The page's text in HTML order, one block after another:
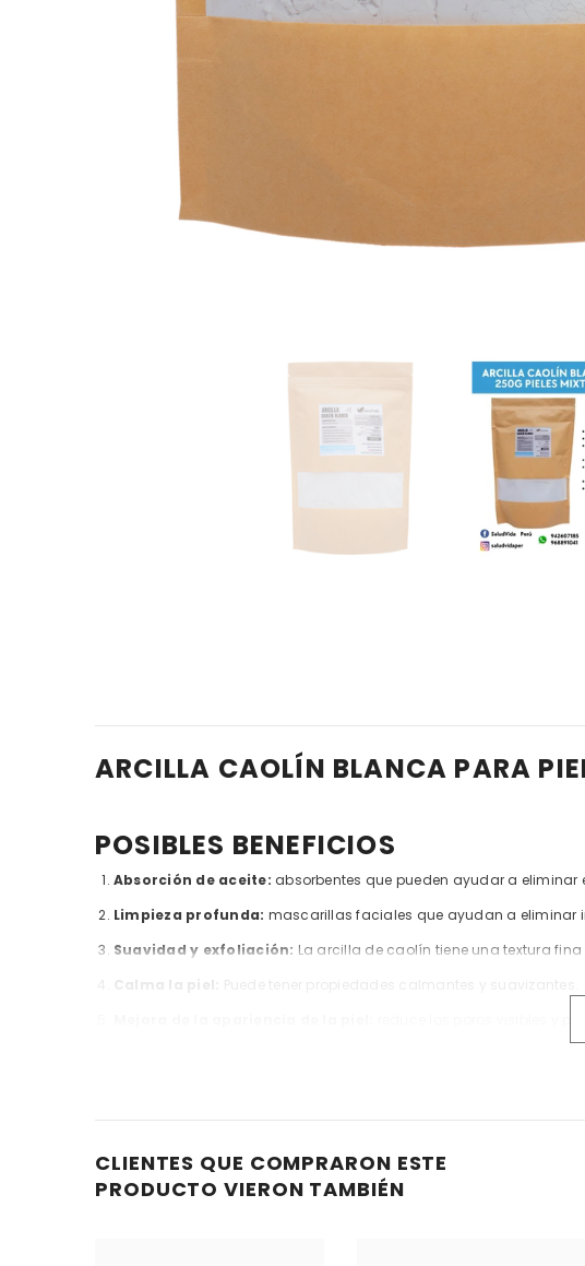
ARCILLA CAOLÍN BLANCA PARA
POSIBLES BENEFICIOS
Absorción de aceite: absorbentes que pueden ayudar a eliminar
Limpieza profunda: mascarillas faciales que ayudan a eliminar
Suavidad y exfoliación: La arcilla de caolín tiene una textura fina
Calma la piel: Puede tener propiedades calmantes y suavizantes.
reduce los poros visibles y
unos 10-15 minutos antes de enjuagarla con agua tibia.
CLIENTES QUE COMPRARON ESTE
PRODUCTO VIERON TAMBIÉN